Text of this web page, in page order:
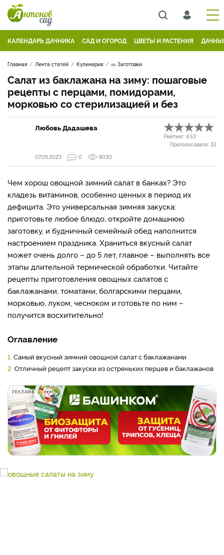
КАЛЕНДАРЬ ДАЧНИКА САД И ОГОРОД ЦВЕТЫ И РАСТЕНИЯ
Главная Лента статей Кулинария 🥒 Заготовки
Салат из баклажана на зиму: пошаговые
рецепты с перцами, помидорами,
морковью со стерилизацией и без
Любовь Дадашева
Рейтинг: 4.53
Проголосовало: 32
07.09.2023
0 8030
Чем хорош овощной зимний салат в банках? Это
кладезь витаминов, особенно ценных в период их
дефицита. Это универсальная зимняя закуска:
приготовьте любое блюдо, откройте домашнюю
заготовку, и будничный семейный обед наполнится
настроением праздника. Храниться вкусный салат
может очень долго – до 5 лет, главное – выполнять все
этапы длительной термической обработки. Читайте
рецепты приготовления овощных салатов с
баклажанами, томатами, болгарскими перцами,
морковью, луком, чесноком и готовьте по ним –
получится восхитительно!
Оглавление
1. Самый вкусный зимний овощной салат с баклажанами
2. Отличный рецепт закуски из остреньких перцев и баклажанов
РЕКЛАМА